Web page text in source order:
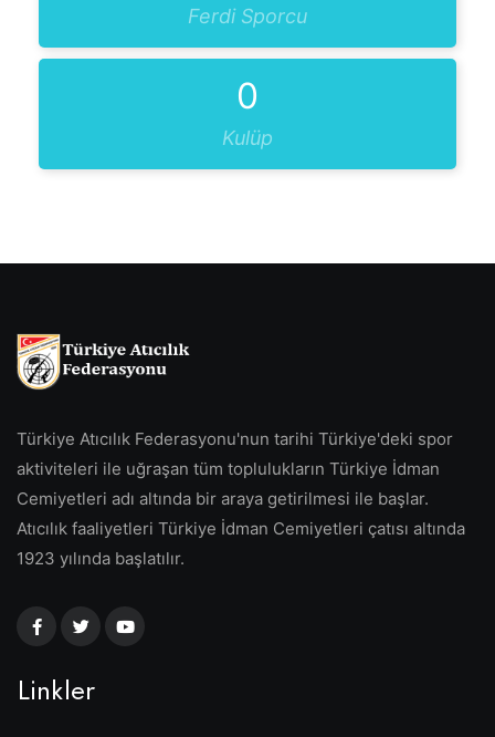
Ferdi Sporcu
0
Kulüp
Türkiye Atıcılık Federasyonu'nun tarihi Türkiye'deki spor
aktiviteleri ile uğraşan tüm toplulukların Türkiye İdman
Cemiyetleri adı altında bir araya getirilmesi ile başlar.
Atıcılık faaliyetleri Türkiye İdman Cemiyetleri çatısı altında
1923 yılında başlatılır.
Linkler